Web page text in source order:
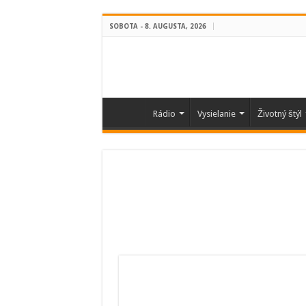
SOBOTA - 8. AUGUSTA, 2026
Rádio Vysielanie Životný štýl